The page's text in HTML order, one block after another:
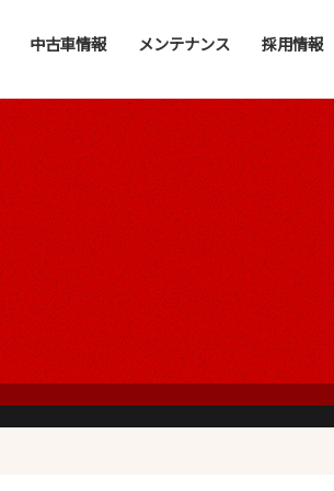
中古車情報 メンテナンス 採用情報